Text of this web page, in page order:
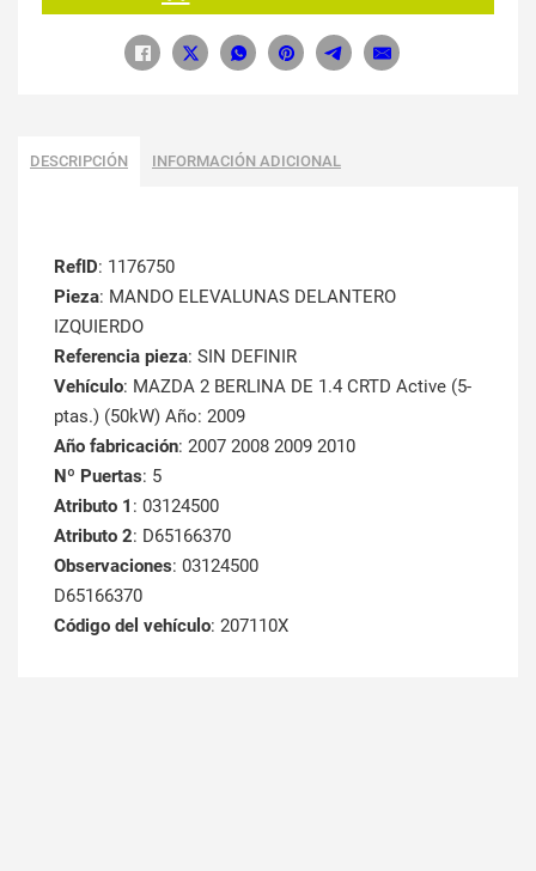
DESCRIPCIÓN INFORMACIÓN ADICIONAL
RefID: 1176750
Pieza: MANDO ELEVALUNAS DELANTERO
IZQUIERDO
Referencia pieza: SIN DEFINIR
Vehículo: MAZDA 2 BERLINA DE 1.4 CRTD Active (5-
ptas.) (50kW) Año: 2009
Año fabricación: 2007 2008 2009 2010
Nº Puertas: 5
Atributo 1 : 03124500
Atributo 2: D65166370
Observaciones: 03124500
D65166370
Código del vehículo: 207110X